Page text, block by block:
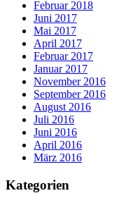
Februar 2018
Juni 2017
Mai 2017
April 2017
Februar 2017
Januar 2017
November 2016
September 2016
August 2016
Juli 2016
Juni 2016
April 2016
März 2016
Kategorien